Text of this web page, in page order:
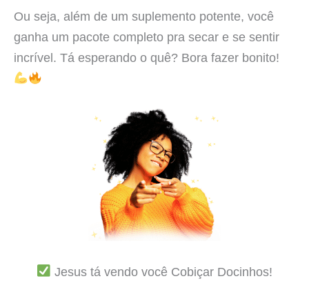
Ou seja, além de um suplemento potente, você
ganha um pacote completo pra secar e se sentir
incrível. Tá esperando o quê? Bora fazer bonito!
Jesus tá vendo você Cobiçar Docinhos!